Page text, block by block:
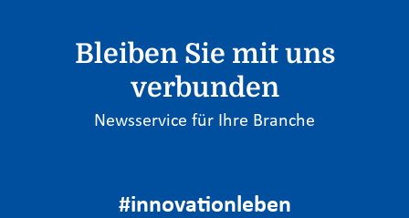
Bleiben Sie mit uns
verbunden
Newsservice für Ihre Branche
#innovationleben